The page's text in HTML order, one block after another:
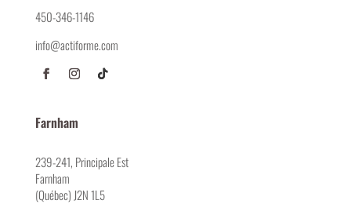
450-346-1146
info@actiforme.com
Farnham
239-241, Principale Est
Farnham
(Québec) J2N 1L5